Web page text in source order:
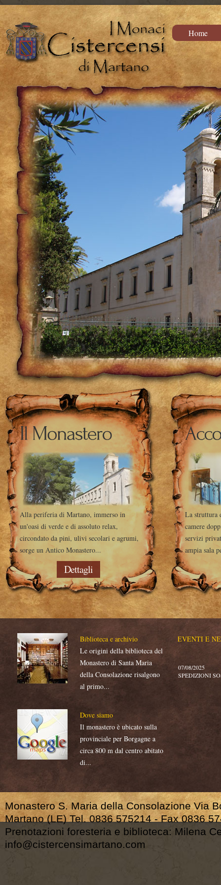
Trattamento del mal di denti Rimedi naturali per l'asma Farmaci per la
Home
Alla periferia di Martano, immerso in
un'oasi di verde e di assoluto relax,
circondato da pini, ulivi secolari e agrumi,
sorge un Antico Monastero...
Dettagli
La struttura
camere
servizi
ampia sala
Biblioteca e archivio
Le origini della biblioteca del
Monastero di Santa Maria
della Consolazione risalgono
al primo...
Dove siamo
Il monastero è ubicato sulla
provinciale per Borgagne a
circa 800 m dal centro abitato
di...
EVENTI E
Monastero S. Maria della Consolazione Via
Martano (LE) Tel. 0836 575214 - Fax 0836
Prenotazioni foresteria e biblioteca: Milena
info@cistercensimartano.com